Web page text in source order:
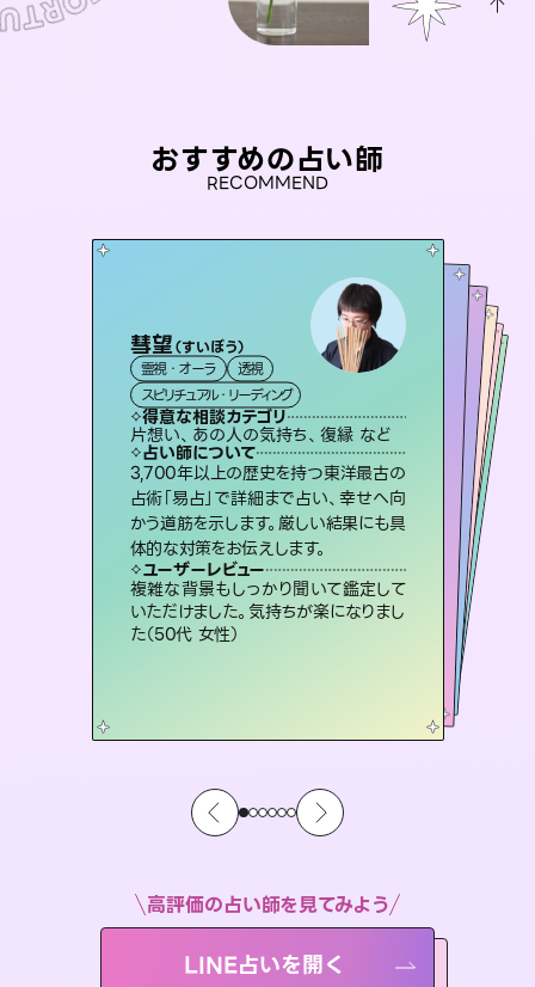
おすすめの占い師
RECOMMEND
彗望（すいぼう）
霊視・オーラ
透視
スピリチュアル・リーディング
得意な相談カテゴリ
片想い、あの人の気持ち、復縁 など
占い師について
3,700年以上の歴史を持つ東洋最古の
占術「易占」で詳細まで占い、幸せへ向
かう道筋を示します。厳しい結果にも具
体的な対策をお伝えします。
ユーザーレビュー
複雑な背景もしっかり聞いて鑑定して
いただけました。気持ちが楽になりまし
た（50代 女性）
未来視師＊花
霊視・オーラ 心理学
スピリチュアル・リーディング
得意な相談カテゴリ
出逢い、片想い、復縁 など
占い師について
未来には何パターンもの選択肢があり
ます。不安で視えにくくなっているあな
たの素敵な未来を見つけ、その未来を
選択できるようアドバイスします。
ユーザーレビュー
職場の人の性質や人間関係、本心など
本当によく視えていてびっくり。対策が
打てて前向きになれます（40代）
アイリス -iris-
西洋占星術 タロット
ルーン
得意な相談カテゴリ
恋愛総合、片想い、二人の未来 など
占い師について
復縁、恋愛、不倫の行方、同性愛や片
思い、仕事関係や借金問題まで知りた
いことや心の負担になっていることを
紐解き、背中をそっと押して導きます。
ユーザーレビュー
安心感のあり、言い切ってくれる所や濁
さない鑑定のおかげで、毎回自分の気
持ちを整えられます（30代 男性）
おう 霊感オラクル
霊視・オーラ
オラクルカード
得意な相談カテゴリ
恋愛総合、あの人の気持ち など
占い師について
霊視×オラクルカードを使って「今」と「未来」そして「気になるあの人の気持ち」まで丁寧に読み解き、恋や人生のヒントを優しく引き出します。
ユーザーレビュー
不安な気持ちが嘘みたいに晴れまし
た…！よく視えていらっしゃるんだなと
感じました（40代 女性）
桃源珠羽
霊視・オーラ
スピリチュアル・リーディング
得意な相談カテゴリ
片想い、あの人の気持ち、復縁 など
占い師について
恋愛のお悩みの中でも特に「曖昧な関
係」の相談を得意としており、友達以上
恋人未満なお相手との今後や本音を丁
寧に読み解き恋愛成就へと導きます。
ユーザーレビュー
鑑定していただいてアドバイス通りに行
動すると仲が復活してきました。ありが
とうございました（40代 女性）
セラピスト理恵
霊視・オーラ タロット
スピリチュアル・リーディング
得意な相談カテゴリ
片想い、二人の未来、年の差 など
占い師について
連絡再開、復縁、成就などの報告実績
多数。セラピストとして2万超の施術経
験があるからこそできる鑑定で、より良
い未来をサポートします。
ユーザーレビュー
とても心温まる鑑定でした。しかもこち
らは何も言っていないのに視えていらっ
しゃるんだなと驚きです（30代女性）
高評価の占い師を見てみよう
LINE占いを開く